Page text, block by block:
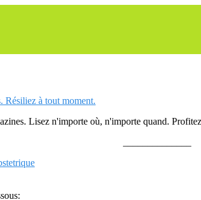
à tout moment.
Lisez n'importe où, n'importe quand.